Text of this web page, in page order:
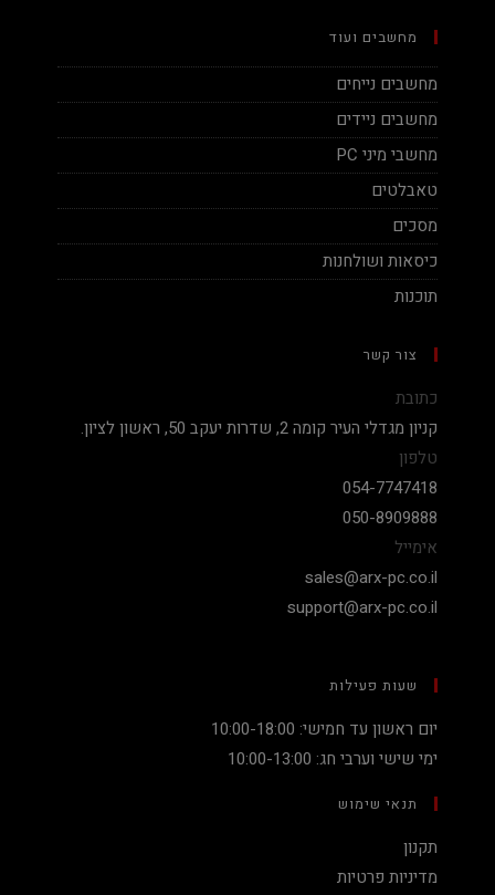
מחשבים ועוד
מחשבים נייחים
מחשבים ניידים
מחשבי מיני PC
טאבלטים
מסכים
כיסאות ושולחנות
תוכנות
צור קשר
כתובת
קניון מגדלי העיר קומה 2, שדרות יעקב 50, ראשון לציון.
טלפון
054-7747418
050-8909888
אימייל
sales@arx-pc.co.il
support@arx-pc.co.il
שעות פעילות
יום ראשון עד חמישי: 10:00-18:00
ימי שישי וערבי חג: 10:00-13:00
תנאי שימוש
תקנון
מדיניות פרטיות